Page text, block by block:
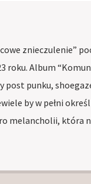
znieczulenie”
roku. Album
post punku,
by w pełni
melancholii, która